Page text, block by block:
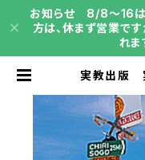
お知らせ 8/8～16は
方は、休まず営業で
れま
実教出版
graphy
新品
ISBN-
U：